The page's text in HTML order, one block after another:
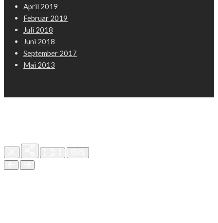
April 2019
Februar 2019
Juli 2018
Juni 2018
September 2017
Mai 2013